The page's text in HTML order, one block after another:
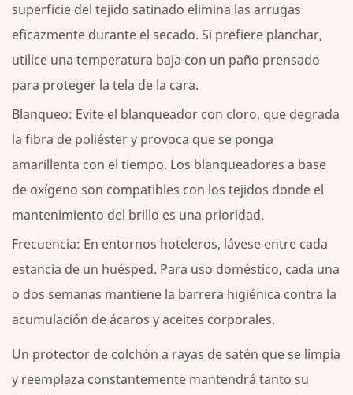
superficie del tejido satinado elimina las arrugas
eficazmente durante el secado. Si prefiere planchar,
utilice una temperatura baja con un paño prensado
para proteger la tela de la cara.
Blanqueo: Evite el blanqueador con cloro, que degrada
la fibra de poliéster y provoca que se ponga
amarillenta con el tiempo. Los blanqueadores a base
de oxígeno son compatibles con los tejidos donde el
mantenimiento del brillo es una prioridad.
Frecuencia: En entornos hoteleros, lávese entre cada
estancia de un huésped. Para uso doméstico, cada una
o dos semanas mantiene la barrera higiénica contra la
acumulación de ácaros y aceites corporales.
Un protector de colchón a rayas de satén que se limpia
y reemplaza constantemente mantendrá tanto su